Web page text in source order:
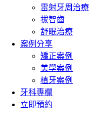
雷射牙周治療
拔智齒
舒眠治療
案例分享
矯正案例
美學案例
植牙案例
牙科專欄
立即預約